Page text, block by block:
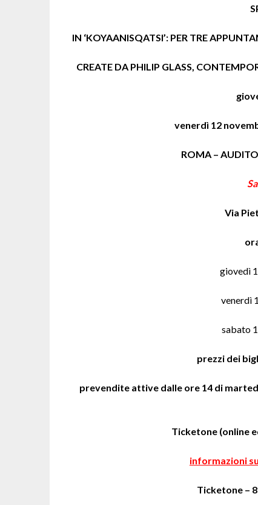
IN ‘KOYAANISQATSI’: PER TRE
CREATE DA PHILIP GLASS,
venerdì 12
ROMA –
Via
giovedì
venerdì
sabato
prezzi dei
prevendite attive dalle ore 14 di
Ticketone (online
informazioni
Ticketone –